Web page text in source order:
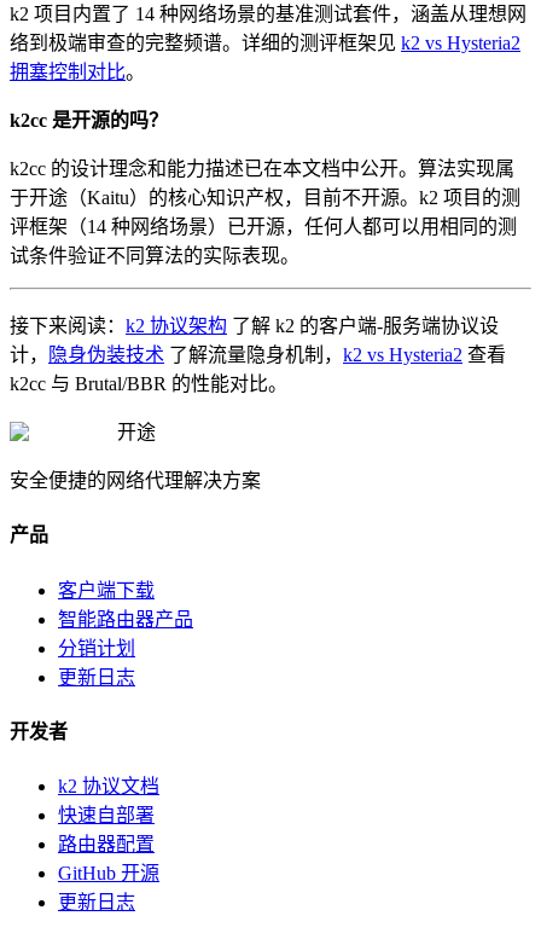
k2 项目内置了 14 种网络场景的基准测试套件，涵盖从理想网
络到极端审查的完整频谱。详细的测评框架见 k2 vs Hysteria2
拥塞控制对比。
k2cc 是开源的吗？
k2cc 的设计理念和能力描述已在本文档中公开。算法实现属
于开途（Kaitu）的核心知识产权，目前不开源。k2 项目的测
评框架（14 种网络场景）已开源，任何人都可以用相同的测
试条件验证不同算法的实际表现。
接下来阅读： k2 协议架构 了解 k2 的客户端-服务端协议设
计，
隐身伪装技术 了解流量隐身机制， k2 vs Hysteria2 查看
k2cc 与 Brutal/BBR 的性能对比。
开途
安全便捷的网络代理解决方案
产品
客户端下载
智能路由器产品
分销计划
更新日志
开发者
k2 协议文档
快速自部署
路由器配置
GitHub 开源
更新日志